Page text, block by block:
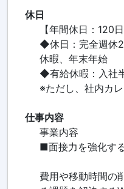
休日
【年間休日：120日
◆休日：完全週休
休暇、年末年始
◆有給休暇：入社
※ただし、社内カ
仕事内容
事業内容
■面接力を強化す
費用や移動時間の